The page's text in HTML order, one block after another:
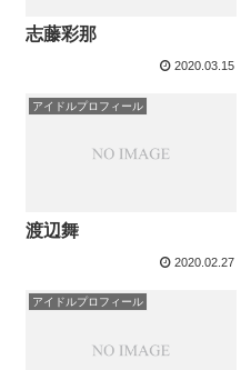
志藤彩那
2020.03.15
アイドルプロフィール
渡辺舞
2020.02.27
アイドルプロフィール